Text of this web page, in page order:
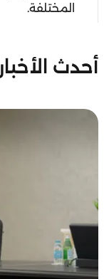
المختلفة.
أحدث الأخبار